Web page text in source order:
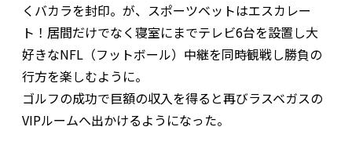
くバカラを封印。が、スポーツベットはエスカレー
ト！居間だけでなく寝室にまでテレビ6台を設置し大
好きなNFL（フットボール）中継を同時観戦し勝負の
行方を楽しむように。
ゴルフの成功で巨額の収入を得ると再びラスベガスの
VIPルームへ出かけるようになった。